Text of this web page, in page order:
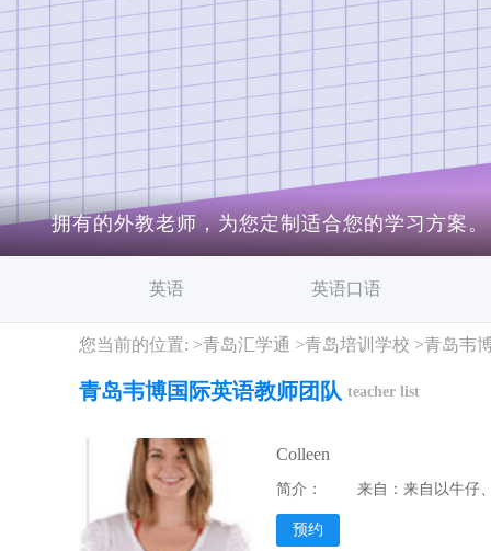
拥有的外教老师，为您定制适合您的学习方案
英语 英语口语
您当前的位置: >青岛汇学通 >青岛培训学校 >青岛韦
青岛韦博国际英语教师团队 teacher list
Colleen
简介： 来自：来自以牛仔、
预约